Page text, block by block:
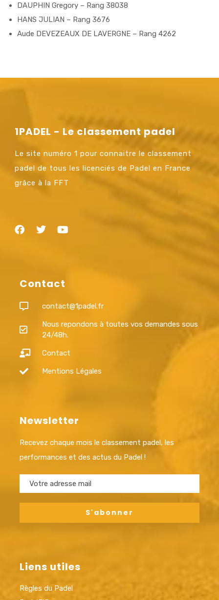
DAUPHIN Gregory – Rang 38038
HANS JULIAN – Rang 3676
Aude DEVEZEAUX DE LAVERGNE – Rang 4262
1PADEL - Le classement padel
Le site numéro 1 pour connaitre le classement
padel de tous les licenciés de Padel en France
grâce à la FFT
Contact
contact@1padel.fr
Nous repondons à toutes vos demandes sous
24/48h.
Contact
Mentions Légales
Newsletter
Recevez chaque mois le classement padel, les
performances et des actus du Padel !
Liens utiles
Règles du Padel